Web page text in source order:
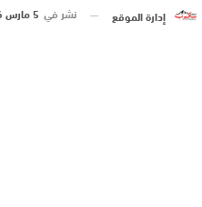
إدارة الموقع نشر في 5 مارس 2016 الساعة 12 و 00 دقيقة